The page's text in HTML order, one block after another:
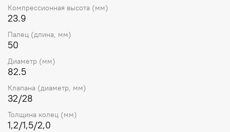
Компрессионная высота (мм)
23.9
Палец (длина, мм)
50
Диаметр (мм)
82.5
Клапана (диаметр, мм)
32/28
Толщина колец (мм)
1,2/1,5/2,0